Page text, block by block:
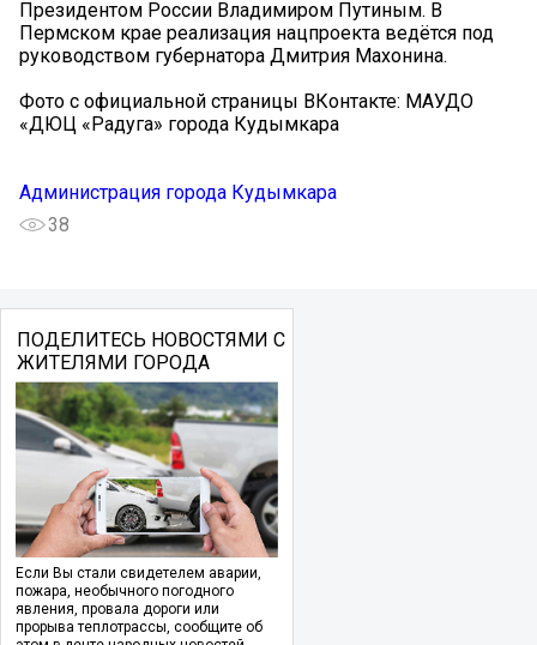
Президентом России Владимиром Путиным. В
Пермском крае реализация нацпроекта ведётся под
руководством губернатора Дмитрия Махонина.
Фото с официальной страницы ВКонтакте: МАУДО
«ДЮЦ «Радуга» города Кудымкара
Администрация города Кудымкара
38
ПОДЕЛИТЕСЬ НОВОСТЯМИ С
ЖИТЕЛЯМИ ГОРОДА
Если Вы стали свидетелем аварии,
пожара, необычного погодного
явления, провала дороги или
прорыва теплотрассы, сообщите об